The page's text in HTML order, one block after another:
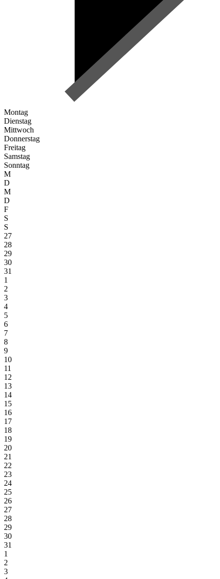
Montag
Dienstag
Mittwoch
Donnerstag
Freitag
Samstag
Sonntag
M
D
M
D
F
S
S
27
28
29
30
31
1
2
3
4
5
6
7
8
9
10
11
12
13
14
15
16
17
18
19
20
21
22
23
24
25
26
27
28
29
30
31
1
2
3